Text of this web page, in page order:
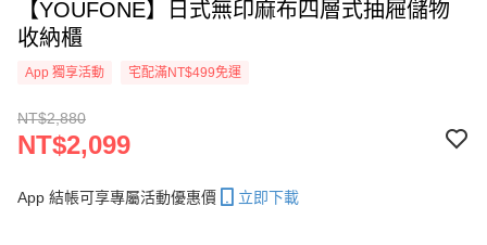
【YOUFONE】日式無印麻布四層式抽屜儲物
收納櫃
App 獨享活動 宅配滿NT$499免運
NT$2,880
NT$2,099
App 結帳可享專屬活動優惠價 立即下載